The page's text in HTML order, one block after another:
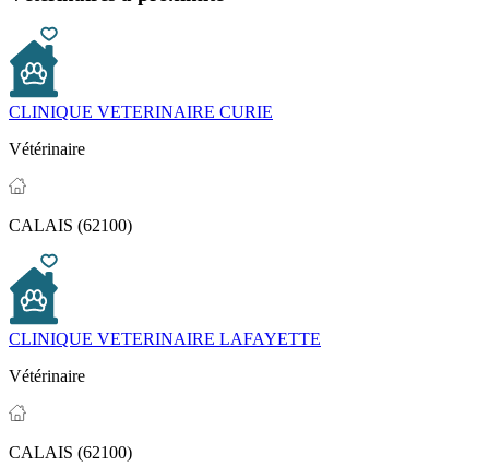
CLINIQUE VETERINAIRE CURIE
Vétérinaire
CALAIS (62100)
CLINIQUE VETERINAIRE LAFAYETTE
Vétérinaire
CALAIS (62100)